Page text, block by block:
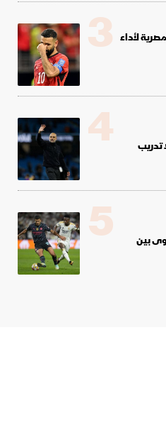
لأداء 3
تدريب
4
بين
5